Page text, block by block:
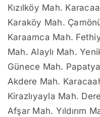
Kızılköy Mah.
Karaköy Mah.
Karaamca Mah.
Mah. Alaylı Mah.
Günece Mah.
Akdere Mah.
Kirazlıyayla Mah.
Afşar Mah. Yıldırım